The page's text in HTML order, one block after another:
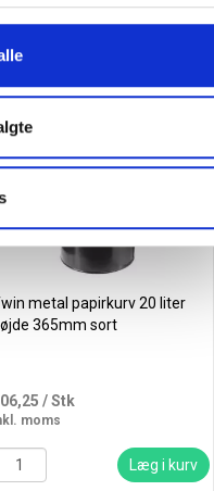
og spar
metal papirkurv 20 liter
365mm sort
/ Stk
moms
Læg i kurv